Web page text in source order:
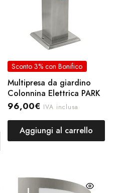
Sconto 3% con Bonifico
Multipresa da giardino
Colonnina Elettrica PARK
96,00€ IVA inclusa
Aggiungi al carrello